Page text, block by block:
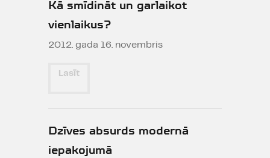
Kā smīdināt un garlaikot
vienlaikus?
2012. gada 16. novembris
Lasīt
Dzīves absurds modernā
iepakojumā